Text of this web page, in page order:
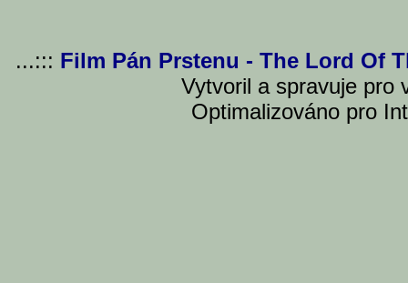
...::: Film Pán Prstenu - The Lord Of
Vytvoril a spravuje pro
Optimalizováno pro